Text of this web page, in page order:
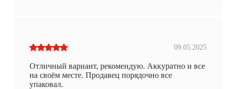
09.05.2025
Отличный вариант, рекомендую. Аккуратно и все
на своём месте. Продавец порядочно все
упаковал.